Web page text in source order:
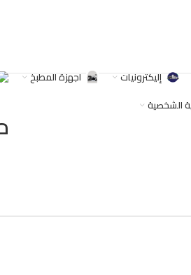
إليكترونيات اجهزة المطبخ
الشخصية